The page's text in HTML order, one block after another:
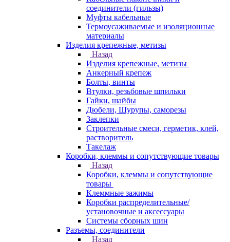
соединители (гильзы)
Муфты кабельные
Термоусаживаемые и изоляционные
материалы
Изделия крепежные, метизы
Назад
Изделия крепежные, метизы
Анкерный крепеж
Болты, винты
Втулки, резьбовые шпильки
Гайки, шайбы
Дюбели, Шурупы, саморезы
Заклепки
Строительные смеси, герметик, клей,
растворитель
Такелаж
Коробки, клеммы и сопутствующие товары
Назад
Коробки, клеммы и сопутствующие
товары
Клеммные зажимы
Коробки распределительные/
установочные и аксессуары
Системы сборных шин
Разъемы, соединители
Назад